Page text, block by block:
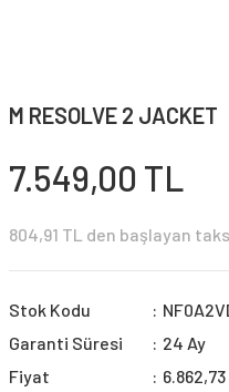
M RESOLVE 2 JACKET
7.549,00 TL
804,91 TL den başlayan
Stok Kodu
Garanti Süresi
24 Ay
Fiyat